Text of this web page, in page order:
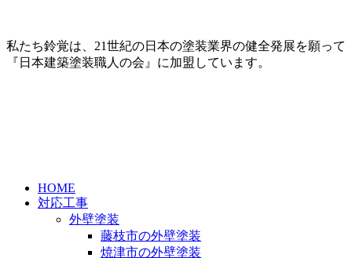
私たち鈴覚は、21世紀の日本の塗装業界の健全発展を願って
『日本建築塗装職人の会』に加盟しています。
HOME
対応工事
外壁塗装
藤枝市の外壁塗装
焼津市の外壁塗装